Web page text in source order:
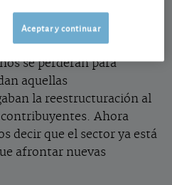
bolsillos.
de los que,
se perderán para
aquellas
la reestructuración al
Ahora
decir que el sector ya está
afrontar nuevas
Aceptar y continuar